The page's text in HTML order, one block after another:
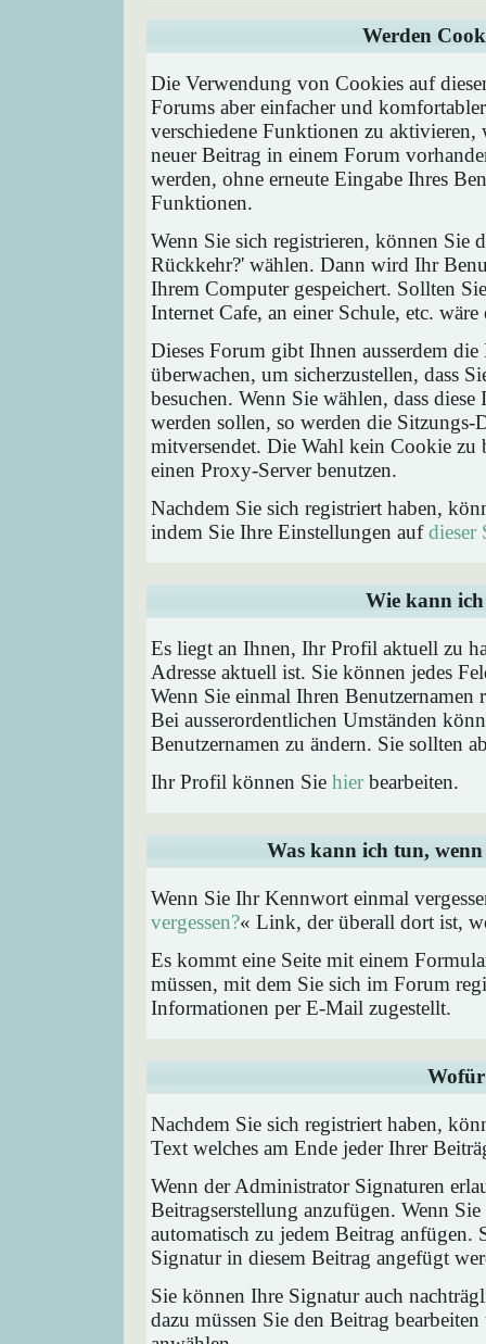
Werden
Die Verwendung von Cookies auf
Forums aber einfacher und
verschiedene Funktionen zu
neuer Beitrag in einem Forum
werden, ohne erneute Eingabe Ihres
Funktionen.
Wenn Sie sich registrieren, können Sie
Rückkehr?' wählen. Dann wird Ihr
Ihrem Computer gespeichert. Sollten
Internet Cafe, an einer Schule, etc.
Dieses Forum gibt Ihnen ausserdem
überwachen, um sicherzustellen, dass
besuchen. Wenn Sie wählen, dass
werden sollen, so werden die
mitversendet. Die Wahl kein Cookie zu
einen Proxy-Server benutzen.
Nachdem Sie sich registriert haben,
indem Sie Ihre Einstellungen aufdieser
Wie kann
Es liegt an Ihnen, Ihr Profil aktuell zu
Adresse aktuell ist. Sie können jedes
Wenn Sie einmal Ihren
Bei ausserordentlichen Umständen
Benutzernamen zu ändern. Sie sollten
Ihr Profil können Sie hierbearbeiten.
Was kann ich tun, wenn
Wenn Sie Ihr Kennwort einmal
vergessen?« Link, der überall dort ist,
Es kommt eine Seite mit einem
müssen, mit dem Sie sich im Forum
Informationen per E-Mail zugestellt.
Nachdem Sie sich registriert haben,
Text welches am Ende jeder Ihrer
Wenn der Administrator Signaturen
Beitragserstellung anzufügen. Wenn
automatisch zu jedem Beitrag
Signatur in diesem Beitrag angefügt
Sie können Ihre Signatur auch
dazu müssen Sie den Beitrag